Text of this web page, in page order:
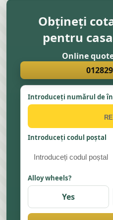
Obțineți
pentru
Online
Introduceți numărul de
Introduceți codul poștal
Alloy wheels?
Yes